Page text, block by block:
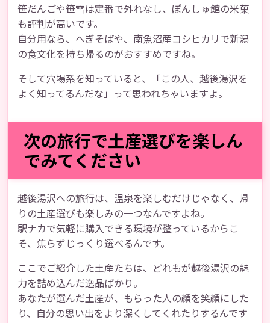
笹だんごや笹雪は定番で外れなし、ぽんしゅ館の米菓
も評判が高いです。
自分用なら、へぎそばや、南魚沼産コシヒカリで新潟
の食文化を持ち帰るのがおすすめですね。
そして穴場系を知っていると、「この人、越後湯沢を
よく知ってるんだな」って思われちゃいますよ。
次の旅行で土産選びを楽しん
でみてください
越後湯沢への旅行は、温泉を楽しむだけじゃなく、帰
りの土産選びも楽しみの一つなんですよね。
駅ナカで気軽に購入できる環境が整っているからこ
そ、焦らずじっくり選べるんです。
ここでご紹介した土産たちは、どれもが越後湯沢の魅
力を詰め込んだ逸品ばかり。
あなたが選んだ土産が、もらった人の顔を笑顔にした
り、自分の思い出をより深くしてくれたりするんです